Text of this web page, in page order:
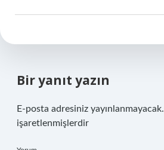
Bir yanıt yazın
E-posta adresiniz yayınlanmayacak.
işaretlenmişlerdir